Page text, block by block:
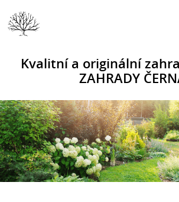
Kvalitní a originální
ZAHRADY